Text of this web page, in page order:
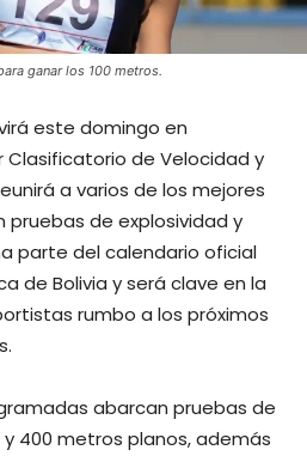
ganar los 100 metros.
este domingo en
de Velocidad y
a varios de los mejores
de explosividad y
parte del calendario oficial
de Bolivia y será clave en la
rumbo a los próximos
abarcan pruebas de
y 400 metros planos, además